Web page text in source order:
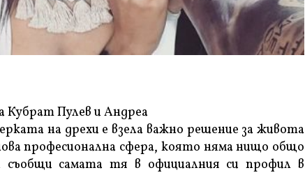
Кубрат Пулев и Андреа
на дрехи е взела важно решение за живота
професионална сфера, която няма нищо общо
самата тя в официалния си профил в